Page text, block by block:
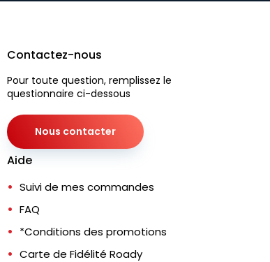
Contactez-nous
Pour toute question, remplissez le
questionnaire ci-dessous
Nous contacter
Aide
Suivi de mes commandes
FAQ
*Conditions des promotions
Carte de Fidélité Roady